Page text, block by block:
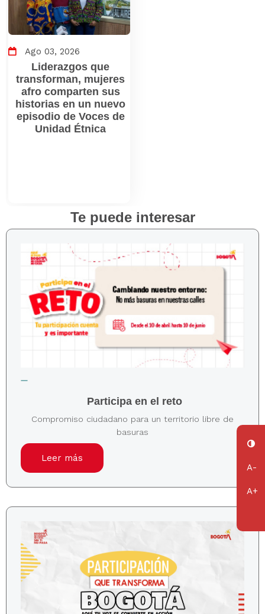
Ago 03, 2026
Liderazgos que
transforman, mujeres
afro comparten sus
historias en un nuevo
episodio de Voces de
Unidad Étnica
Te puede interesar
Participa en el reto
Compromiso ciudadano para un territorio libre de
basuras
Leer más